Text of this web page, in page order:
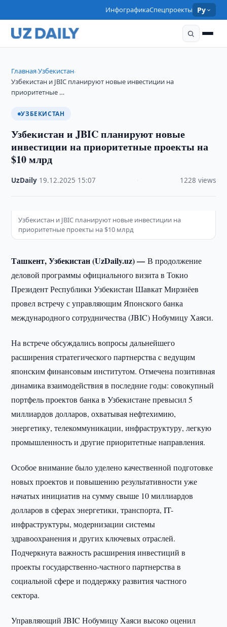
ИнфографикаСпецпроекты Ру
Главная›Узбекистан›
Узбекистан и JBIC планируют новые инвестиции на
приоритетные …
УЗБЕКИСТАН
Узбекистан и JBIC планируют новые
инвестиции на приоритетные проекты на
$10 млрд
UzDaily 19.12.2025 15:07 1228 views
Узбекистан и JBIC планируют новые инвестиции на
приоритетные проекты на $10 млрд
Ташкент, Узбекистан (UzDaily.uz) —В продолжение
деловой программы официального визита в Токио
Президент Республики Узбекистан Шавкат Мирзиёев
провел встречу с управляющим Японского банка
международного сотрудничества (JBIC) Нобумицу Хаяси.
На встрече обсуждались вопросы дальнейшего
расширения стратегического партнерства с ведущим
японским финансовым институтом. Отмечена позитивная
динамика взаимодействия в последние годы: совокупный
портфель проектов банка в Узбекистане превысил 5
миллиардов долларов, охватывая нефтехимию,
энергетику, телекоммуникации, инфраструктуру, легкую
промышленность и другие приоритетные направления.
Особое внимание было уделено качественной подготовке
новых проектов и повышению результативности уже
начатых инициатив на сумму свыше 10 миллиардов
долларов в сферах энергетики, транспорта, IT-
инфраструктуры, модернизации системы
здравоохранения и других ключевых отраслей.
Подчеркнута важность расширения инвестиций в
проекты государственно-частного партнерства в
социальной сфере и поддержку развития частного
сектора.
Управляющий JBIC Нобумицу Хаяси высоко оценил